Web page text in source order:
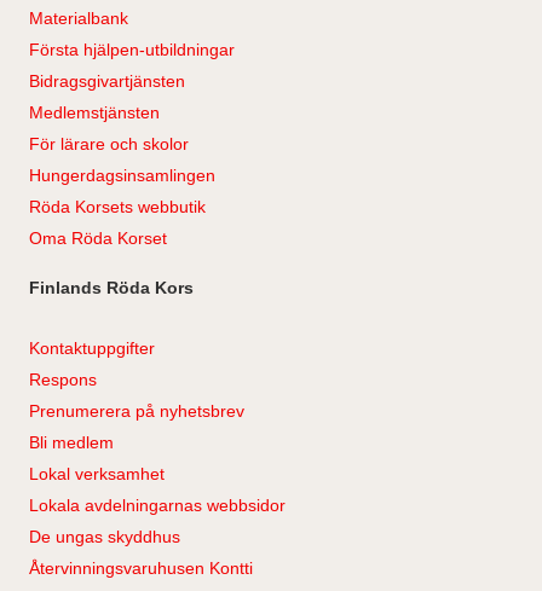
Materialbank
Första hjälpen-utbildningar
Bidragsgivartjänsten
Medlemstjänsten
För lärare och skolor
Hungerdagsinsamlingen
Röda Korsets webbutik
Oma Röda Korset
Finlands Röda Kors
Kontaktuppgifter
Respons
Prenumerera på nyhetsbrev
Bli medlem
Lokal verksamhet
Lokala avdelningarnas webbsidor
De ungas skyddhus
Återvinningsvaruhusen Kontti